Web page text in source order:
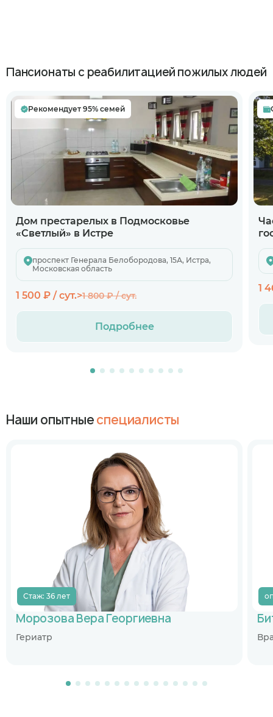
Пансионаты с реабилитацией пожилых людей
Рекомендует 95% семей
Дом престарелых в Подмосковье
«Светлый» в Истре
проспект Генерала Белобородова, 15А, Истра,
Московская область
1 500 ₽ / сут.>1 800 ₽ / сут.
Подробнее
1
Наши опытныеспециалисты
Стаж: 36 лет
Морозова Вера Георгиевна
Гериатр